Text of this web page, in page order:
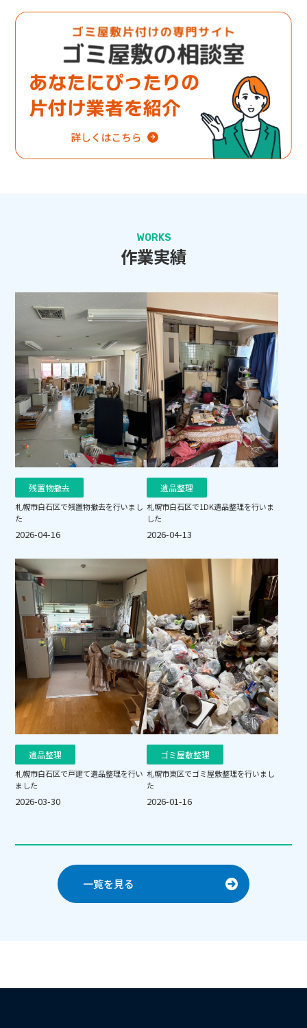
WORKS
作業実績
残置物撤去
札幌市白石区で残置物撤去を行いまし
た
2026-04-16
遺品整理
札幌市白石区で1DK遺品整理を行いま
した
2026-04-13
遺品整理
札幌市白石区で戸建て遺品整理を行い
ました
2026-03-30
ゴミ屋敷整理
札幌市東区でゴミ屋敷整理を行いまし
た
2026-01-16
一覧を見る